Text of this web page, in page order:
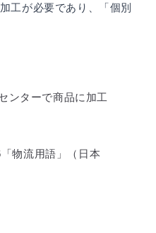
工が必要であり、「個別
ンターで商品に加工
物流用語」（日本